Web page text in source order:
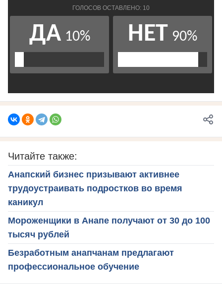
Читайте также:
Анапский бизнес призывают активнее
трудоустраивать подростков во время
каникул
Мороженщики в Анапе получают от 30 до 100
тысяч рублей
Безработным анапчанам предлагают
профессиональное обучение